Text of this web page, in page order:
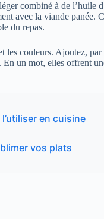
combiné à de l’huile
avec la viande panée.
du repas.
les couleurs. Ajoutez,
un mot, elles offrent
en cuisine
vos plats